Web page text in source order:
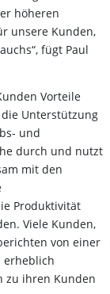
höheren
unsere Kunden,
fügt Paul
Vorteile
Unterstützung
und
durch und nutzt
mit den
Produktivität
Viele Kunden,
von einer
erheblich
zu ihren Kunden